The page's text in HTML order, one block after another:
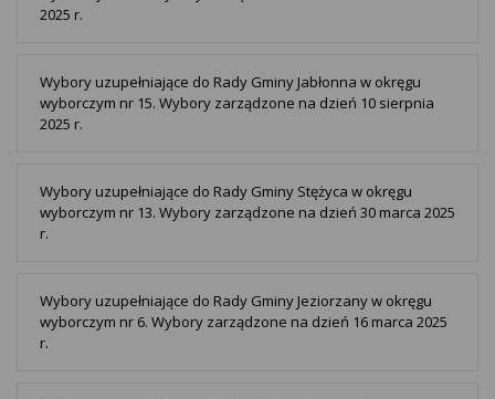
2025 r.
Wybory uzupełniające do Rady Gminy Jabłonna w okręgu
wyborczym nr 15. Wybory zarządzone na dzień 10 sierpnia
2025 r.
Wybory uzupełniające do Rady Gminy Stężyca w okręgu
wyborczym nr 13. Wybory zarządzone na dzień 30 marca 2025
r.
Wybory uzupełniające do Rady Gminy Jeziorzany w okręgu
wyborczym nr 6. Wybory zarządzone na dzień 16 marca 2025
r.